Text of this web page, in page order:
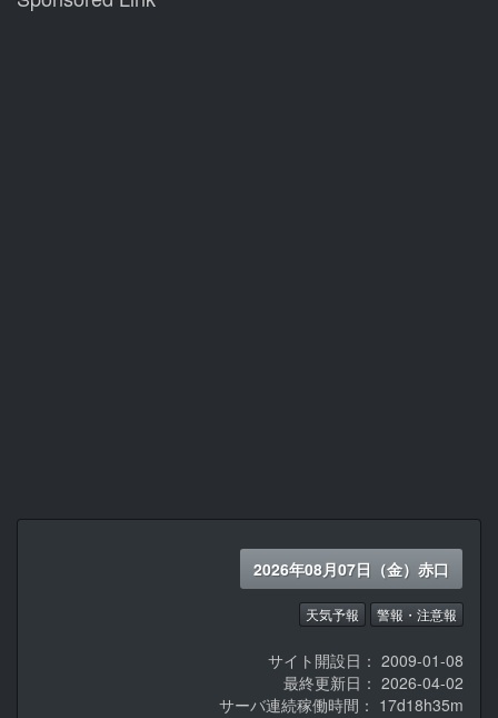
2026年08月07日（金）赤口
天気予報 警報・注意報
サイト開設日： 2009-01-08
最終更新日： 2026-04-02
サーバ連続稼働時間： 17d18h35m